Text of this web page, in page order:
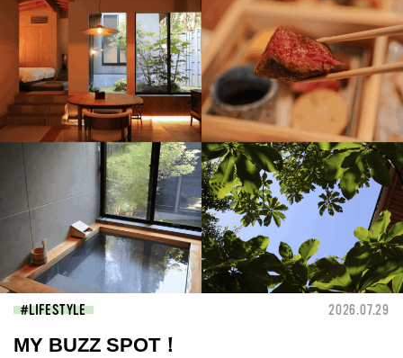
LIFESTYLE 2026.07.29
MY BUZZ SPOT！